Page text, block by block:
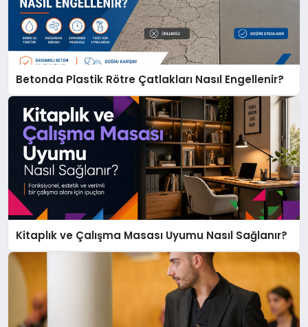
Betonda Plastik Rötre Çatlakları Nasıl Engellenir?
Kitaplık ve Çalışma Masası Uyumu Nasıl Sağlanır?